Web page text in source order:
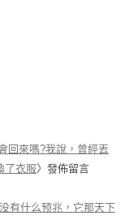
回來嗎?我說，曾經丟
了衣服〉發佈留言
有什么预兆，它那天下